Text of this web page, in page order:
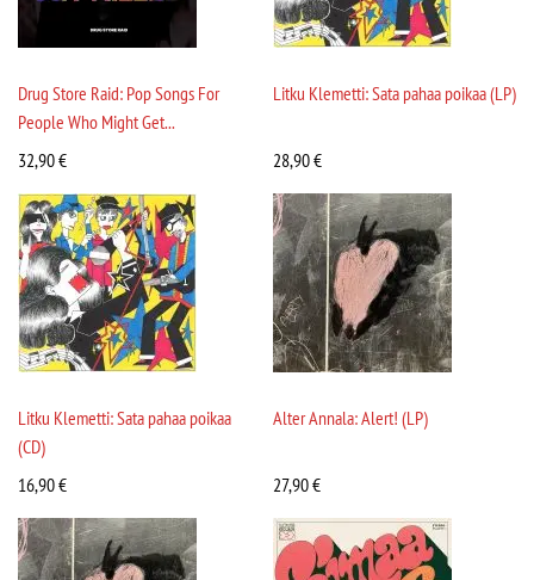
Drug Store Raid: Pop Songs For
People Who Might Get...
32,90€
Litku Klemetti: Sata pahaa poikaa (LP)
28,90€
Litku Klemetti: Sata pahaa poikaa
(CD)
16,90€
Alter Annala: Alert! (LP)
27,90€